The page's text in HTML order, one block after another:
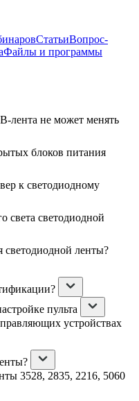
СтатьиВопрос-
Файлы и программы
лента не может менять
блоков питания
к светодиодному
света светодиодной
светодиодной ленты?
пульта
устройствах
3528, 2835, 2216, 5060